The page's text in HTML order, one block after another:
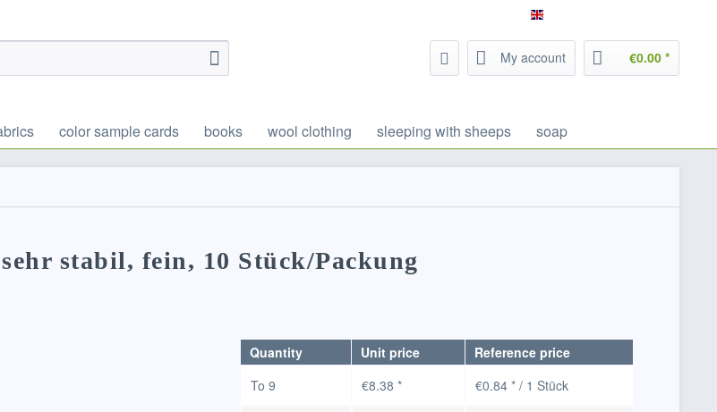
My account €0.00 *
color sample cards books wool clothing sleeping with sheeps soap
stabil, fein, 10 Stück/Packung
Quantity Unit price
Reference price
To9 €8.38 * €0.84 * / 1 Stück